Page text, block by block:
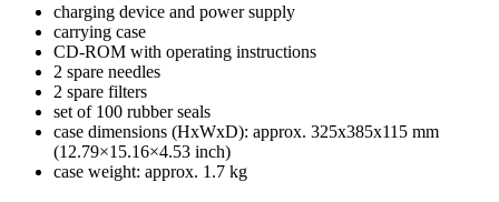
charging device and power supply
carrying case
CD-ROM with operating instructions
2 spare needles
2 spare filters
set of 100 rubber seals
case dimensions (HxWxD): approx. 325x385x115 mm
(12.79×15.16×4.53 inch)
case weight: approx. 1.7 kg